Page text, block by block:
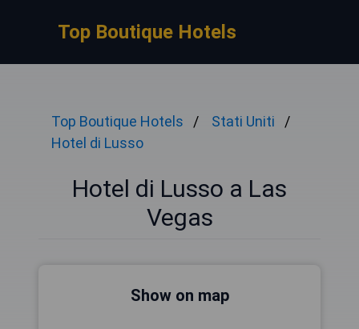
Top Boutique Hotels
Top Boutique Hotels
Stati Uniti
Hotel di Lusso
Hotel di Lusso a Las
Vegas
Show on map